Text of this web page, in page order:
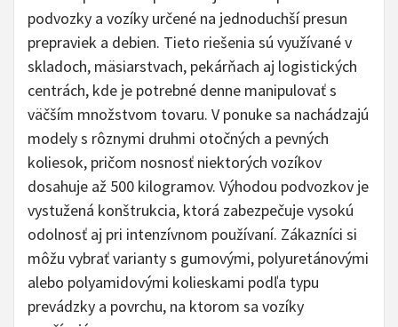
podvozky a vozíky určené na jednoduchší presun
prepraviek a debien. Tieto riešenia sú využívané v
skladoch, mäsiarstvach, pekárňach aj logistických
centrách, kde je potrebné denne manipulovať s
väčším množstvom tovaru. V ponuke sa nachádzajú
modely s rôznymi druhmi otočných a pevných
koliesok, pričom nosnosť niektorých vozíkov
dosahuje až 500 kilogramov. Výhodou podvozkov je
vystužená konštrukcia, ktorá zabezpečuje vysokú
odolnosť aj pri intenzívnom používaní. Zákazníci si
môžu vybrať varianty s gumovými, polyuretánovými
alebo polyamidovými kolieskami podľa typu
prevádzky a povrchu, na ktorom sa vozíky